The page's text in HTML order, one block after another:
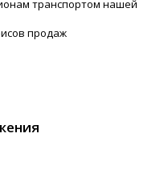
транспортом нашей
продаж